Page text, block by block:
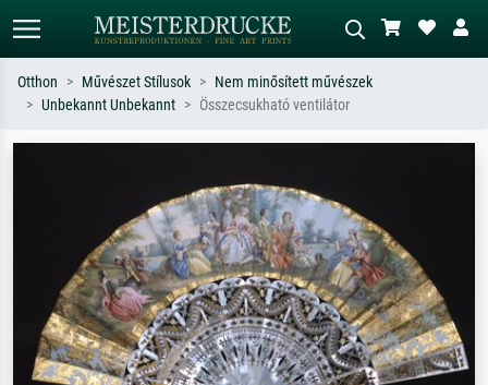
szerint – pl. Monet, Csillagos éj,
impresszionizmus, Hokusai-hullám,
akt.
piros absztrakt, sötét olajkép, álló akt
egy fa mellett.
Otthon Művészet Stílusok
Nem minősített művészek
Unbekannt Unbekannt
Összecsukható ventilátor